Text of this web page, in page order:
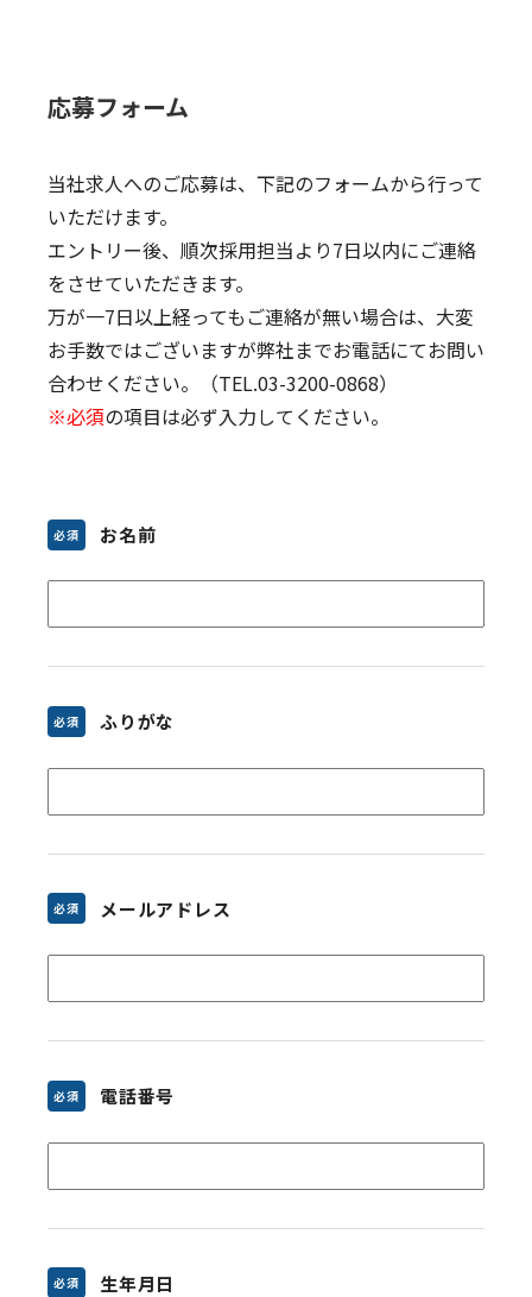
応募フォーム
当社求人へのご応募は、下記のフォームから行って
いただけます。
エントリー後、順次採用担当より7日以内にご連絡
をさせていただきます。
万が一7日以上経ってもご連絡が無い場合は、大変
お手数ではございますが弊社までお電話にてお問い
合わせください。
（TEL.03-3200-0868）
※必須の項目は必ず入力してください。
必須 お名前
必須 ふりがな
必須 メールアドレス
必須 電話番号
必須 生年月日